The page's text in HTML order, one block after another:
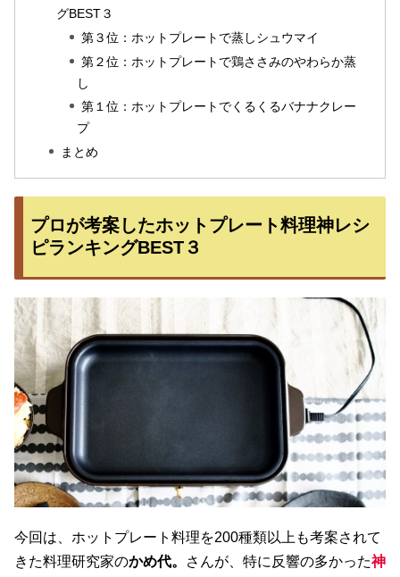
グBEST３
第３位：ホットプレートで蒸しシュウマイ
第２位：ホットプレートで鶏ささみのやわらか蒸
し
第１位：ホットプレートでくるくるバナナクレー
プ
まとめ
プロが考案したホットプレート料理神レシ
ピランキングBEST３
今回は、ホットプレート料理を200種類以上も考案されて
きた料理研究家のかめ代。 さんが、特に反響の多かった神